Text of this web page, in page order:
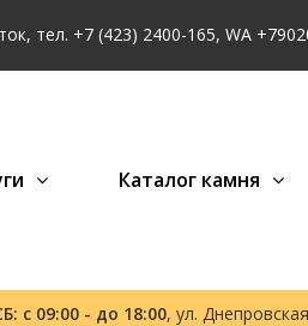
тел. +7 (423) 2400-165, WA
Каталог камня
с 09:00 - до 18:00, ул.